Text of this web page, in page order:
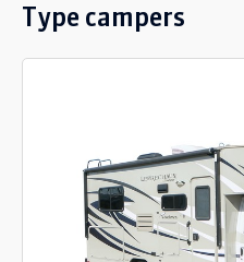
Type campers